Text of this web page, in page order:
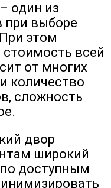
один из
при выборе
этом
всей
от многих
количество
сложность
двор
широкий
доступным